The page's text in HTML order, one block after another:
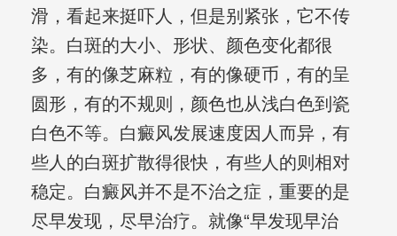
滑，看起来挺吓人，但是别紧张，它不传
染。白斑的大小、形状、颜色变化都很
多，有的像芝麻粒，有的像硬币，有的呈
圆形，有的不规则，颜色也从浅白色到瓷
白色不等。白癜风发展速度因人而异，有
些人的白斑扩散得很快，有些人的则相对
稳定。白癜风并不是不治之症，重要的是
尽早发现，尽早治疗。就像“早发现早治